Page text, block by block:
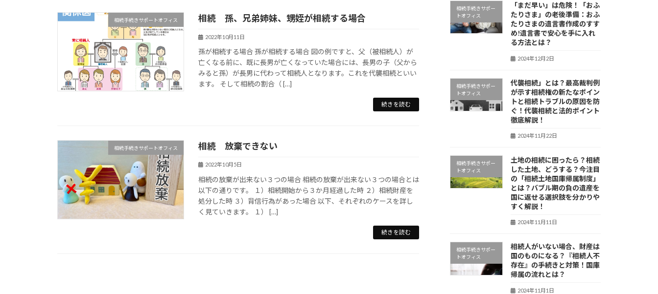
相続手続きサポートオフィス 相続 孫、兄弟姉妹、甥姪が相続する場合
2022年10月11日
孫が相続する場合 孫が相続する場合 図の例ですと、父（被相続人）が
亡くなる前に、既に長男が亡くなっていた場合には、長男の子（父から
みると孫）が長男に代わって相続人となります。これを代襲相続といい
ます。 そして相続の割合（ […]
続きを読む
相続手続きサポートオフィス 相続 放棄できない
2022年10月5日
相続の放棄が出来ない３つの場合 相続の放棄が出来ない３つの場合とは
以下の通りです。 １）相続開始から３か月経過した時 ２）相続財産を
処分した時 ３）背信行為があった場合 以下、それぞれのケースを詳し
く見ていきます。 １） […]
続きを読む
相続手続きサポー
トオフィス
「まだ早い」は危険！「おふ
たりさま」の老後準備：おふ
たりさまの遺言書作成のすす
め!遺言書で安心を手に入れ
る方法とは？
2024年12月2日
相続手続きサポー
トオフィス
代襲相続」とは？最高裁判例
が示す相続権の新たなポイン
トと相続トラブルの原因を防
ぐ！代襲相続と法的ポイント
徹底解説！
2024年11月22日
相続手続きサポー
トオフィス
土地の相続に困ったら？相続
した土地、どうする？今注目
の「相続土地国庫帰属制度」
とは？バブル期の負の遺産を
国に返せる選択肢を分かりや
すく解説！
2024年11月11日
相続手続きサポー
トオフィス
相続人がいない場合、財産は
国のものになる？『相続人不
存在』の手続きと対策！国庫
帰属の流れとは？
2024年11月1日